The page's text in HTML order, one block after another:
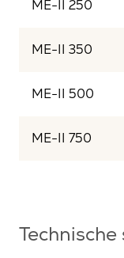
ME-II 250
ME-II 350
ME-II 500
ME-II 750